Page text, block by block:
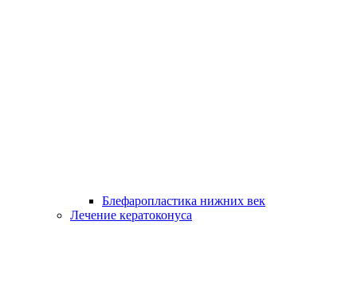
Блефаропластика нижних век
Лечение кератоконуса